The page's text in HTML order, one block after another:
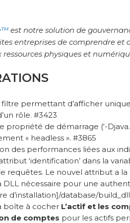
est notre solution de
entreprises de comprendre et
ressources physiques et
filtre permettant d’afficher
rôle. #3423
propriété de démarrage (‘-
« headless ». #3865
des performances liées aux
‘identification’ dans la
requêtes. Le nouvel attribut a
DLL nécessaire pour une
d’installation]/database/
boîte à cocher L’actif et les
de comptes pour les actifs